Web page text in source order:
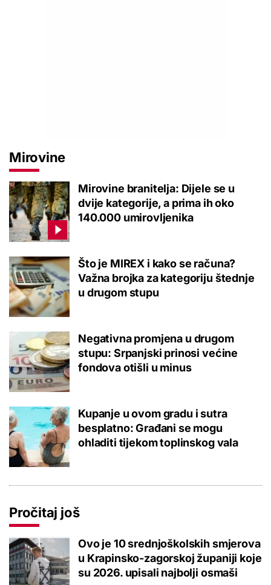
Mirovine
Mirovine branitelja: Dijele se u
dvije kategorije, a prima ih oko
140.000 umirovljenika
Što je MIREX i kako se računa?
Važna brojka za kategoriju štednje
u drugom stupu
Negativna promjena u drugom
stupu: Srpanjski prinosi većine
fondova otišli u minus
Kupanje u ovom gradu i sutra
besplatno: Građani se mogu
ohladiti tijekom toplinskog vala
Pročitaj još
Ovo je 10 srednjoškolskih smjerova
u Krapinsko-zagorskoj županiji koje
su 2026. upisali najbolji osmaši